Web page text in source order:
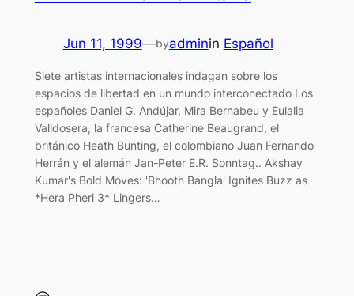
Jun 11, 1999—byadminin Español
Siete artistas internacionales indagan sobre los
espacios de libertad en un mundo interconectado Los
españoles Daniel G. Andújar, Mira Bernabeu y Eulalia
Valldosera, la francesa Catherine Beaugrand, el
británico Heath Bunting, el colombiano Juan Fernando
Herrán y el alemán Jan-Peter E.R. Sonntag.. Akshay
Kumar's Bold Moves: 'Bhooth Bangla' Ignites Buzz as
*Hera Pheri 3* Lingers…